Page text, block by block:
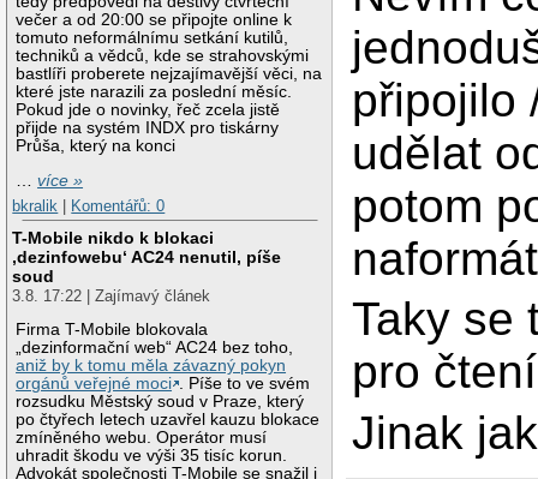
večer a od 20:00 se připojte online k
tomuto neformálnímu setkání kutilů,
techniků a vědců, kde se strahovskými
bastlíři proberete nejzajímavější věci, na
které jste narazili za poslední měsíc.
Pokud jde o novinky, řeč zcela jistě
přijde na systém INDX pro tiskárny
Průša, který na konci
…více »
bkralik
Komentářů: 0
T-Mobile nikdo k blokaci
‚dezinfowebu‘ AC24 nenutil, píše
soud
3.8. 17:22 | Zajímavý článek
Firma T-Mobile blokovala
„dezinformační web“ AC24 bez toho,
aniž by k tomu měla závazný pokyn
orgánů veřejné moci . Píše to ve svém
rozsudku Městský soud v Praze, který
po čtyřech letech uzavřel kauzu blokace
zmíněného webu. Operátor musí
uhradit škodu ve výši 35 tisíc korun.
Advokát společnosti T-Mobile se snažil i
připojilo
udělat
potom
Taky se
pro
Jinak